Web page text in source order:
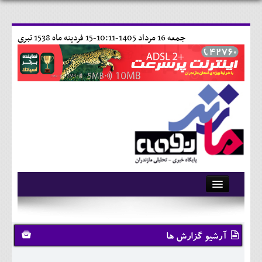
15 فردينه ماه 1538 تبری جمعه 16 مرداد 1405-10:11-
آرشیو
تماس با ما
وبلاگ
آرشیو گزارش ها